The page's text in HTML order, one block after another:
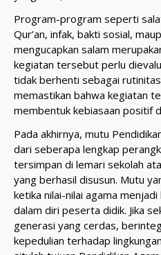
Program-program seperti
Qur’an, infak, bakti sosial,
mengucapkan salam
kegiatan tersebut perlu
tidak berhenti sebagai
memastikan bahwa kegiatan
membentuk kebiasaan positif
Pada akhirnya, mutu
dari seberapa lengkap
tersimpan di lemari sekolah
yang berhasil disusun. Mutu
ketika nilai-nilai agama
dalam diri peserta didik. Jika
generasi yang cerdas,
kepedulian terhadap